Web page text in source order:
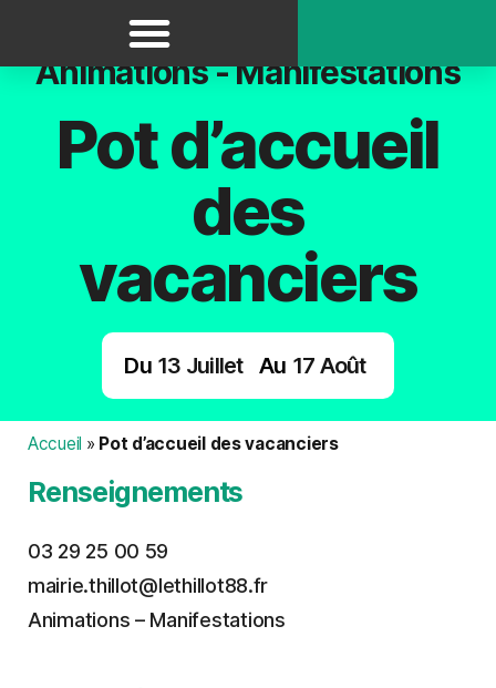
Animations - Manifestations
Pot d’accueil
des
vacanciers
Du 13 Juillet Au 17 Août
Accueil » Pot d’accueil des vacanciers
Renseignements
03 29 25 00 59
mairie.thillot@lethillot88.fr
Animations – Manifestations